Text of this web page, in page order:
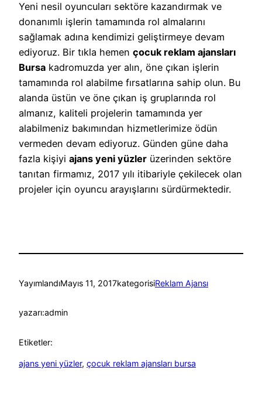
Yeni nesil oyuncuları sektöre kazandırmak ve
donanımlı işlerin tamamında rol almalarını
sağlamak adına kendimizi geliştirmeye devam
ediyoruz. Bir tıkla hemen çocuk reklam ajansları
Bursa kadromuzda yer alın, öne çıkan işlerin
tamamında rol alabilme fırsatlarına sahip olun. Bu
alanda üstün ve öne çıkan iş gruplarında rol
almanız, kaliteli projelerin tamamında yer
alabilmeniz bakımından hizmetlerimize ödün
vermeden devam ediyoruz. Günden güne daha
fazla kişiyi ajans yeni yüzler üzerinden sektöre
tanıtan firmamız, 2017 yılı itibariyle çekilecek olan
projeler için oyuncu arayışlarını sürdürmektedir.
YayımlandıMayıs 11, 2017kategorisiReklam Ajansı
yazarı:admin
Etiketler:
ajans yeni yüzler, çocuk reklam ajansları bursa